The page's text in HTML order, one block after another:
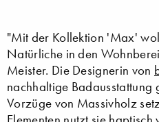
"Mit der Kollektion 'Max'
Natürliche in den
Meister. Die Designerin von
nachhaltige
Vorzüge von Massivholz